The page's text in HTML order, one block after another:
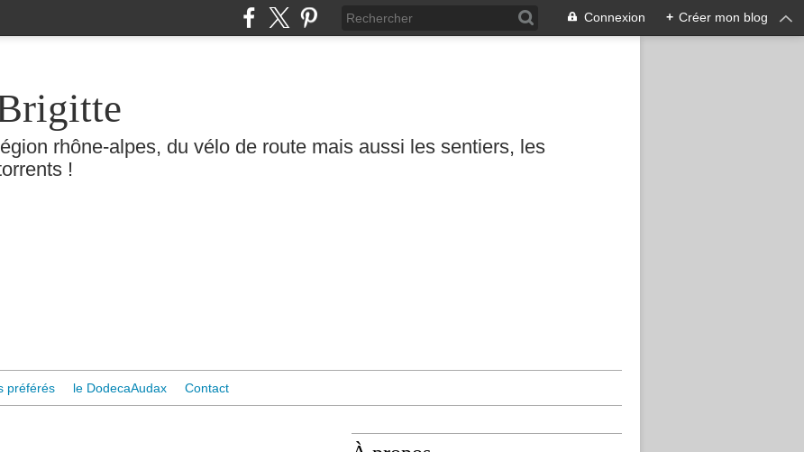
Connexion + Créer mon blog
rhône-alpes, du vélo de route mais aussi les sentiers, les
!
préférés le DodecaAudax Contact